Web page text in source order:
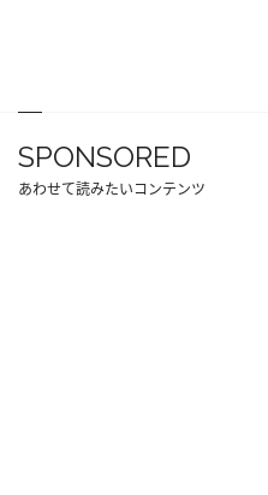
SPONSORED
あわせて読みたいコンテンツ